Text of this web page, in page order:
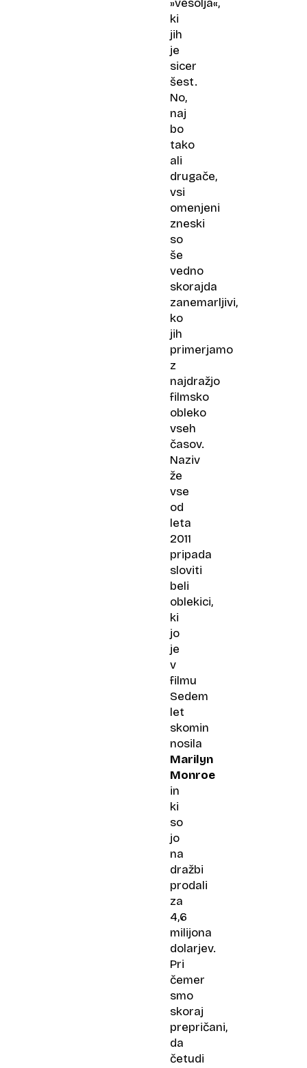
»vesolja«,
ki
jih
je
sicer
šest.
No,
naj
bo
tako
ali
drugače,
vsi
omenjeni
zneski
so
še
vedno
skorajda
zanemarljivi,
ko
jih
primerjamo
z
najdražjo
filmsko
obleko
vseh
časov.
Naziv
že
vse
od
leta
2011
pripada
sloviti
beli
oblekici,
ki
jo
je
v
filmu
Sedem
let
skomin
nosila
Marilyn
Monroe
in
ki
so
jo
na
dražbi
prodali
za
4,6
milijona
dolarjev.
Pri
čemer
smo
skoraj
prepričani,
da
četudi